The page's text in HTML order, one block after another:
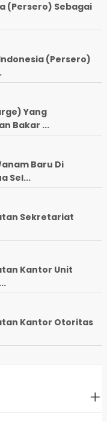
(Persero) Sebagai
(Persero)
Yang
Bakar ...
Baru Di
Sel...
Sekretariat
Kantor Unit
Kantor Otoritas